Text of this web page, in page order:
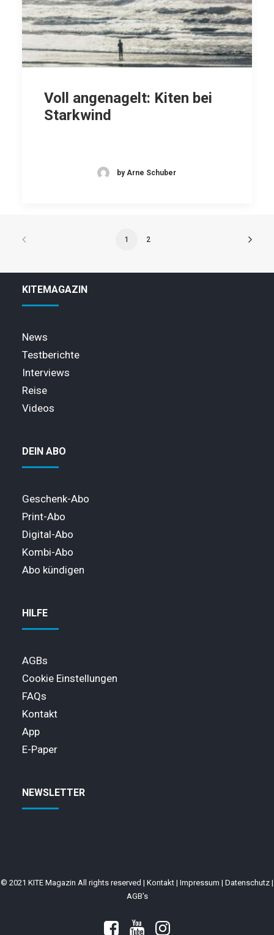
Voll angenagelt: Kiten bei
Starkwind
by Arne Schuber
1 2
KITEMAGAZIN
News
Testberichte
Interviews
Reise
Videos
DEIN ABO
Geschenk-Abo
Print-Abo
Digital-Abo
Kombi-Abo
Abo kündigen
HILFE
AGBs
Cookie Einstellungen
FAQs
Kontakt
App
E-Paper
NEWSLETTER
© 2021 KITE Magazin All rights reserved | Kontakt | Impressum | Datenschutz |
AGB’s